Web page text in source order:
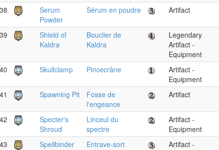
Serum
Powder
Sérum en poudre Artifact
Shield of
Kaldra
Bouclier de
Kaldra
Legendary
Artifact -
Equipment
Skullclamp Pincecrâne
Artifact -
Equipment
Spawning Pit
Fosse de
l'engeance
Artifact
Specter's
Shroud
Linceul du
spectre
Artifact -
Equipment
Spellbinder Entrave-sort
Artifact -